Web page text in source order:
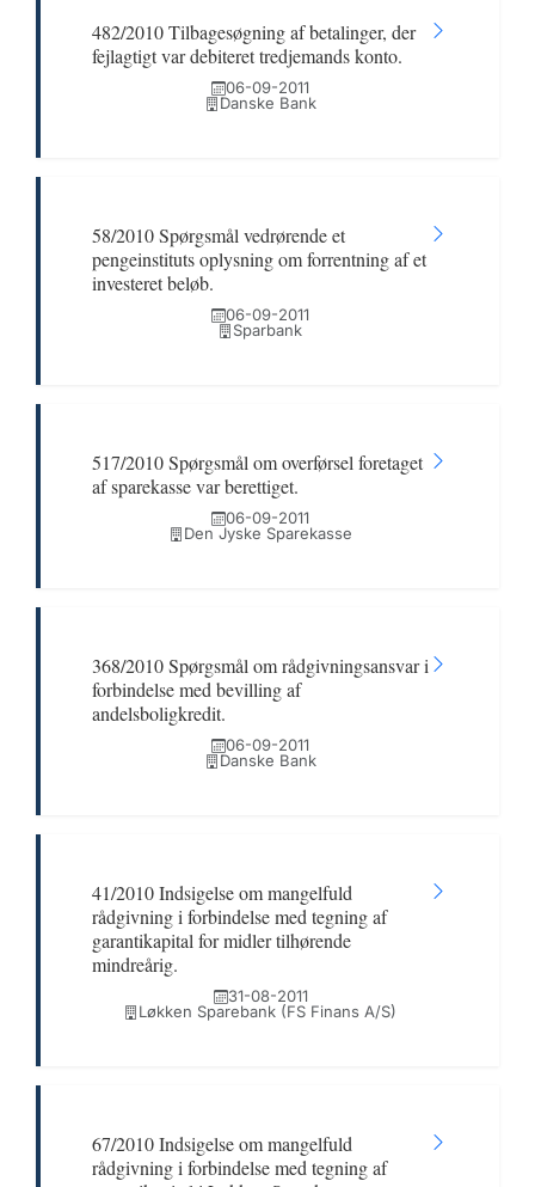
482/2010 Tilbagesøgning af betalinger, der
fejlagtigt var debiteret tredjemands konto.
06-09-2011
Danske Bank
58/2010 Spørgsmål vedrørende et
pengeinstituts oplysning om forrentning af et
investeret beløb.
06-09-2011
Sparbank
517/2010 Spørgsmål om overførsel foretaget
af sparekasse var berettiget.
06-09-2011
Den Jyske Sparekasse
368/2010 Spørgsmål om rådgivningsansvar i
forbindelse med bevilling af
andelsboligkredit.
06-09-2011
Danske Bank
41/2010 Indsigelse om mangelfuld
rådgivning i forbindelse med tegning af
garantikapital for midler tilhørende
mindreårig.
31-08-2011
Løkken Sparebank (FS Finans A/S)
67/2010 Indsigelse om mangelfuld
rådgivning i forbindelse med tegning af